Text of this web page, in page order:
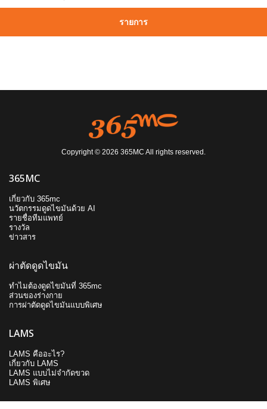
รายการ
Copyright © 2026 365MC All rights reserved.
365MC
เกี่ยวกับ 365mc
นวัตกรรมดูดไขมันด้วย AI
รายชื่อทีมแพทย์
รางวัล
ข่าวสาร
ผ่าตัดดูดไขมัน
ทำไมต้องดูดไขมันที่ 365mc
ส่วนของร่างกาย
การผ่าตัดดูดไขมันแบบพิเศษ
LAMS
LAMS คืออะไร?
เกี่ยวกับ LAMS
LAMS แบบไม่จำกัดขวด
LAMS พิเศษ